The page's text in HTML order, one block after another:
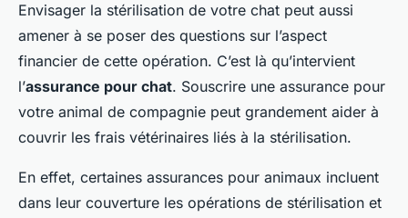
Envisager la stérilisation de votre chat peut aussi
amener à se poser des questions sur l’aspect
financier de cette opération. C’est là qu’intervient
l’assurance pour chat. Souscrire une assurance pour
votre animal de compagnie peut grandement aider à
couvrir les frais vétérinaires liés à la stérilisation.
En effet, certaines assurances pour animaux incluent
dans leur couverture les opérations de stérilisation et